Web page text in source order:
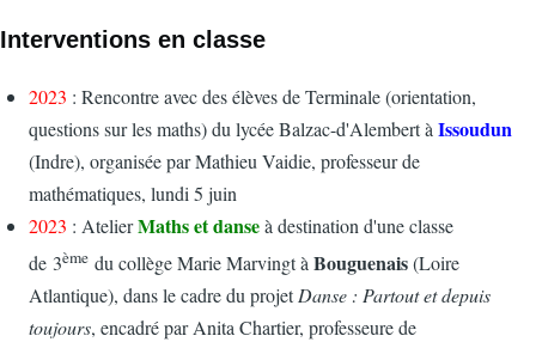
Interventions en classe
2023 : Rencontre avec des élèves de Terminale (orientation,
questions sur les maths) du lycée Balzac-d'Alembert à Issoudun
(Indre), organisée par Mathieu Vaidie, professeur de
mathématiques, lundi 5 juin
2023 : AtelierMaths et danseà destination d'une classe
de 3ème du collège Marie Marvingt àBouguenais(Loire
Atlantique), dans le cadre du projetDanse : Partout et depuis
toujours, encadré par Anita Chartier, professeure de